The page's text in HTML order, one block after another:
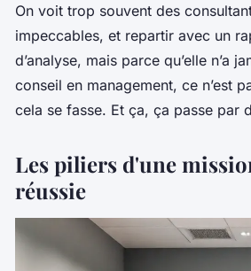
On voit trop souvent des
impeccables, et repartir avec un
d’analyse, mais parce qu’elle n’a
conseil en management, ce n’est
cela se fasse. Et ça, ça passe par
Les piliers d'une
réussie